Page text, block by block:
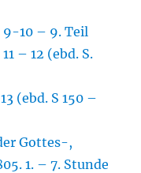
10 – 9. Teil
– 12 (ebd. S.
(ebd. S 150 –
Gottes-,
1. – 7. Stunde